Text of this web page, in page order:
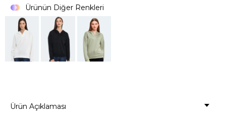
Ürünün Diğer Renkleri
Ürün Açıklaması